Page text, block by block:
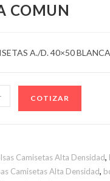
COMUN
A./D. 40×50
COTIZAR
Camisetas Alta Densidad,
Camisetas Alta Densidad,